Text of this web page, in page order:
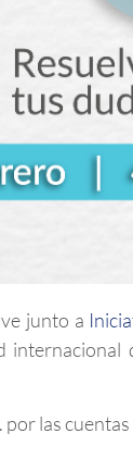
junto a
por las